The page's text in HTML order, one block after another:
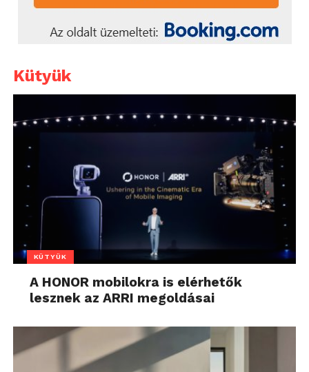
Kütyük
KÜTYÜK
A HONOR mobilokra is elérhetők
lesznek az ARRI megoldásai